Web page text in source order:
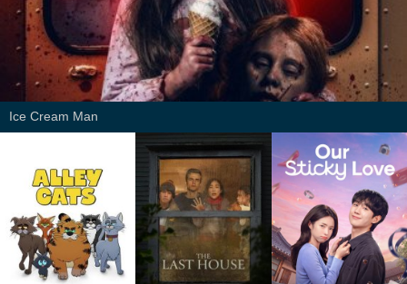
Ice Cream Man